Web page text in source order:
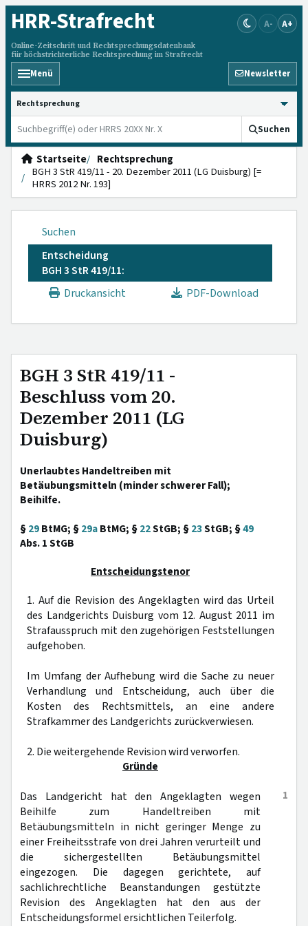
HRR-Strafrecht
Online-Zeitschrift und Rechtsprechungsdatenbank
für höchstrichterliche Rechtsprechung im Strafrecht
A- A+
Menü Newsletter
HRRS durchsuchen
Suchen
Startseite
Rechtsprechung
BGH 3 StR 419/11 - 20. Dezember 2011 (LG Duisburg) [=
HRRS 2012 Nr. 193]
Suchen
Entscheidung
BGH 3 StR 419/11:
Druckansicht
PDF-Download
BGH 3 StR 419/11 -
Beschluss vom 20.
Dezember 2011 (LG
Duisburg)
Unerlaubtes Handeltreiben mit
Betäubungsmitteln (minder schwerer Fall);
Beihilfe.
§29BtMG; §29aBtMG; §22StGB; §23StGB; §49
Abs. 1 StGB
Entscheidungstenor
1. Auf die Revision des Angeklagten wird das Urteil
des Landgerichts Duisburg vom 12. August 2011 im
Strafausspruch mit den zugehörigen Feststellungen
aufgehoben.
Im Umfang der Aufhebung wird die Sache zu neuer
Verhandlung und Entscheidung, auch über die
Kosten des Rechtsmittels, an eine andere
Strafkammer des Landgerichts zurückverwiesen.
2. Die weitergehende Revision wird verworfen.
Gründe
1
Das Landgericht hat den Angeklagten wegen
Beihilfe zum Handeltreiben mit
Betäubungsmitteln in nicht geringer Menge zu
einer Freiheitsstrafe von drei Jahren verurteilt und
die sichergestellten Betäubungsmittel
eingezogen. Die dagegen gerichtete, auf
sachlichrechtliche Beanstandungen gestützte
Revision des Angeklagten hat den aus der
Entscheidungsformel ersichtlichen Teilerfolg.